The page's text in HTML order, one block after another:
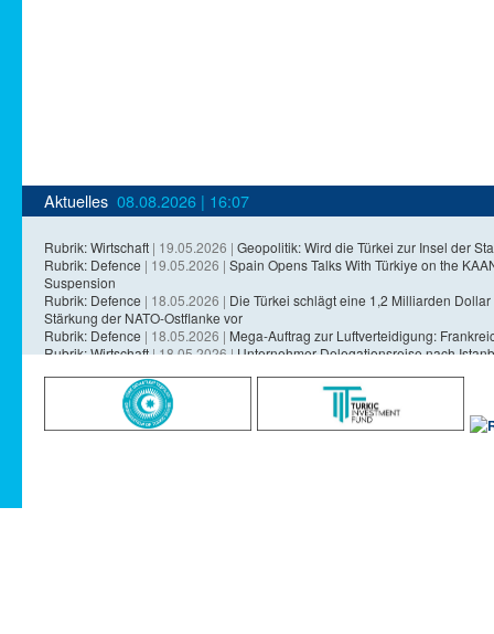
Aktuelles 08.08.2026 | 16:07
Rubrik: Wirtschaft | 19.05.2026 | Geopolitik: Wird die Türkei zur Insel der
Rubrik: Defence | 19.05.2026 | Spain Opens Talks With Türkiye on the
Suspension
Rubrik: Defence | 18.05.2026 | Die Türkei schlägt eine 1,2 Milliarden
Stärkung der NATO-Ostflanke vor
Rubrik: Defence | 18.05.2026 | Mega-Auftrag zur Luftverteidigung:
Rubrik: Wirtschaft| 18.05.2026 |Unternehmer-Delegationsreise nach